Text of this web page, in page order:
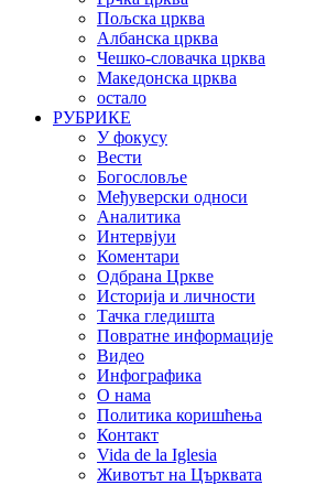
Пољска црква
Албанска црква
Чешко-словачка црква
Македонска црква
остало
РУБРИКЕ
У фокусу
Вести
Богословље
Међуверски односи
Аналитика
Интервјуи
Коментари
Одбрана Цркве
Историја и личности
Тачка гледишта
Повратне информације
Видео
Инфографика
О нама
Политика коришћења
Контакт
Vida de la Iglesia
Животът на Църквата